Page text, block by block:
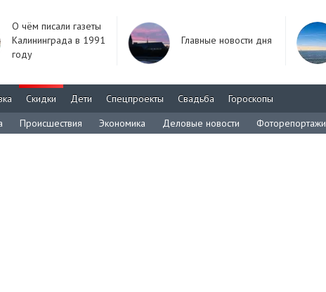
О чём писали газеты
Калининграда в 1991
году
Главные новости дня
Скидки Дети Спецпроекты Свадьба
Гороскопы
Происшествия Экономика Деловые новости Фоторепортажи